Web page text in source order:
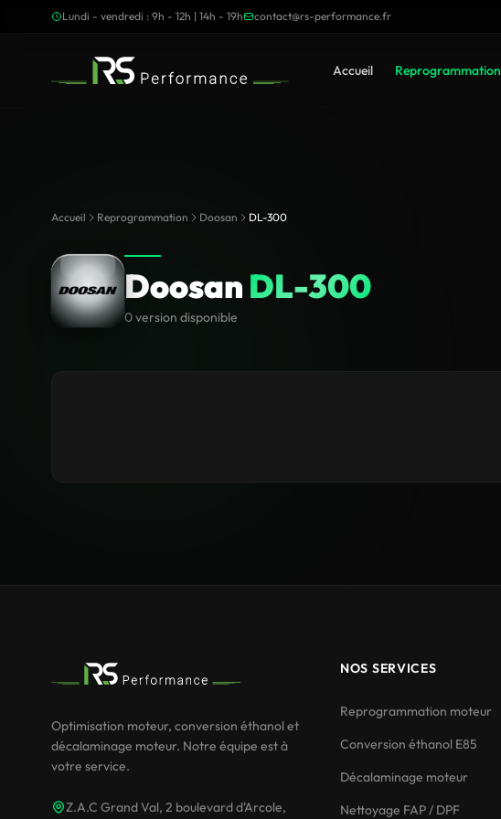
Lundi - vendredi : 9h - 12h | 14h - 19h contact@rs-performance.fr
Accueil Reprogrammation
Accueil Reprogrammation Doosan DL-300
Doosan DL-300
0 version disponible
Optimisation moteur, conversion éthanol et
décalaminage moteur. Notre équipe est à
votre service.
Z.A.C Grand Val, 2 boulevard d'Arcole,
NOS SERVICES
Reprogrammation moteur
Conversion éthanol E85
Décalaminage moteur
Nettoyage FAP / DPF